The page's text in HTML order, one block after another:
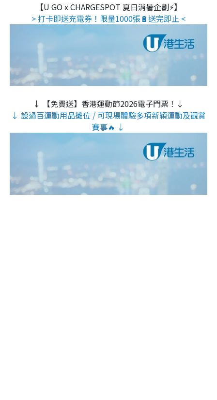
【U GO x CHARGESPOT 夏日消暑企劃⚡】
> 打卡即送充電券！限量1000張🔋送完即止 <
↓ 【免費送】香港運動節2026電子門票！↓
↓ 設過百運動用品攤位 / 可現場體驗多項新穎運動及觀賞
賽事🔥 ↓